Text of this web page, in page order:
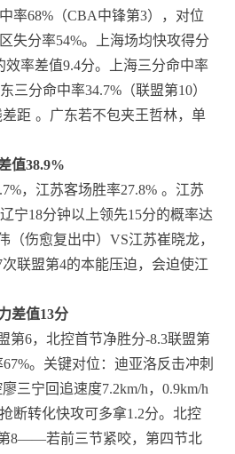
率68%（CBA中锋第3），对位
失分率54%。上海场均快攻得分
效率差值9.4分。上海三分命中率
三分命中率34.7%（联盟第10）
距 。广东若不包夹王哲林，单
值38.9%
，江苏客场胜率27.8% 。江苏
宁18分钟以上领先15分的概率达
（伤愈复出中）VS江苏崔晓龙，
联盟第4的本能压迫，会迫使江
差值13分
第6，北控首节净胜分-8.3联盟第
。关键对位：迪亚洛反击冲刺
三宁回追速度7.2km/h，0.9km/h
断转化快攻可多拿1.2分。北控
8——若前三节紧咬，第四节北